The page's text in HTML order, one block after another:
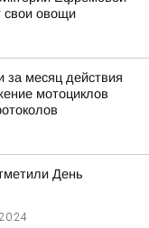
свои овощи
за месяц действия
мотоциклов
День